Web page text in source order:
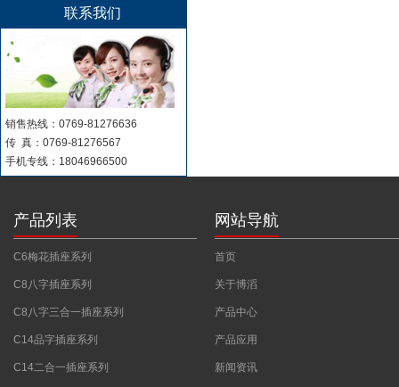
联系我们
销售热线：0769-81276636
传 真：0769-81276567
手机专线：18046966500
产品列表
C6梅花插座系列
C8八字插座系列
C8八字三合一插座系列
C14品字插座系列
C14二合一插座系列
网站导航
首页
关于博滔
产品中心
产品应用
新闻资讯